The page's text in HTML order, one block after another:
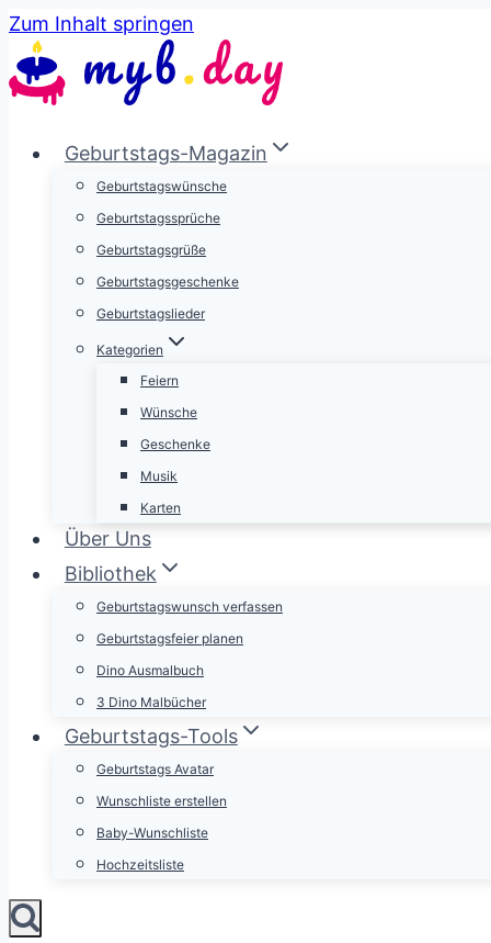
Zum Inhalt springen
Geburtstags-Magazin
Geburtstagswünsche
Geburtstagssprüche
Geburtstagsgrüße
Geburtstagsgeschenke
Geburtstagslieder
Kategorien
Feiern
Wünsche
Geschenke
Musik
Karten
Über Uns
Bibliothek
Geburtstagswunsch verfassen
Geburtstagsfeier planen
Dino Ausmalbuch
3 Dino Malbücher
Geburtstags-Tools
Geburtstags Avatar
Wunschliste erstellen
Baby-Wunschliste
Hochzeitsliste